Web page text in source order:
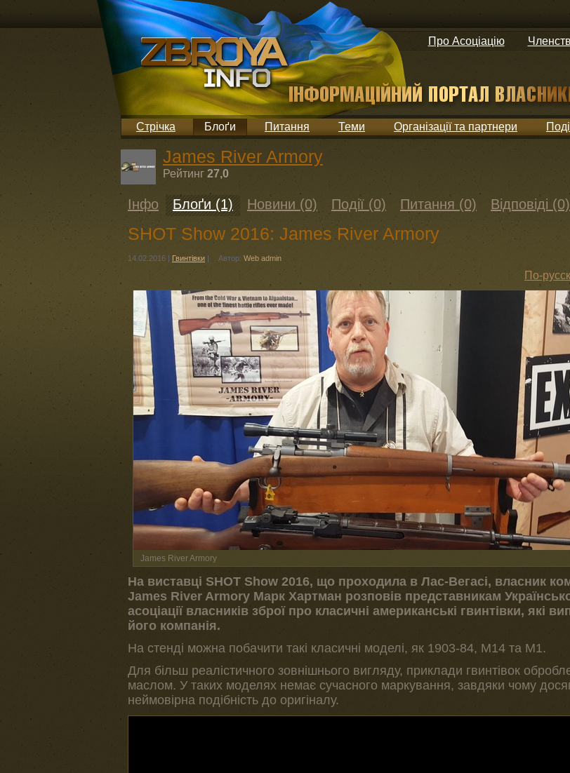
Про Асоціацію
Стрічка Блоґи Питання Теми Організації та партнери
James River Armory
Рейтинг 27,0
Інфо Блоґи (1) Новини (0) Події (0) Питання (0) Відповіді (0)
SHOT Show 2016: James River Armory
14.02.2016 | Гвинтівки | Автор: Web admin
По-
James River Armory
На виставці SHOT Show 2016, що проходила в Лас-Вегасі, власник
James River Armory Марк Хартман розповів представникам
асоціації власників зброї про класичні американські гвинтівки, які
його компанія.
На стенді можна побачити такі класичні моделі, як 1903-84, M14 та M1.
Для більш реалістичного зовнішнього вигляду, приклади гвинтівок
маслом. У таких моделях немає сучасного маркування, завдяки чому
неймовірна подібність до оригіналу.